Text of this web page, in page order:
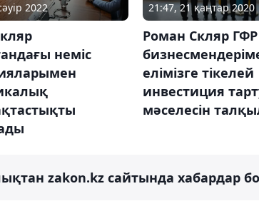
2022
неміс
21:47, 21 қаңтар 2020
Роман Скляр ГФР
елімізге тікелей
инвестиция
мәселесін
zakon.kz сайтында хабардар